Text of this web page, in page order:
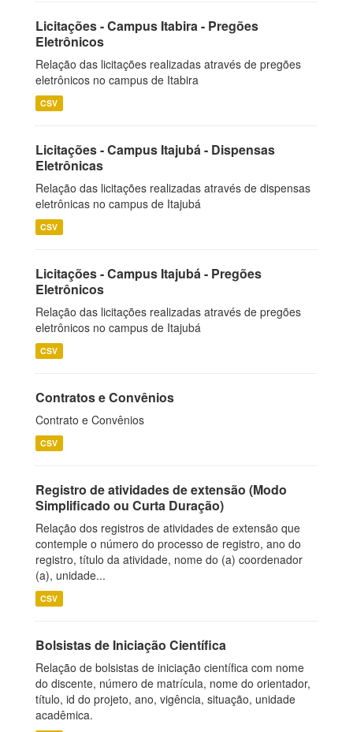
Licitações - Campus Itabira - Pregões
Eletrônicos
Relação das licitações realizadas através de pregões
eletrônicos no campus de Itabira
CSV
Licitações - Campus Itajubá - Dispensas
Eletrônicas
Relação das licitações realizadas através de dispensas
eletrônicas no campus de Itajubá
CSV
Licitações - Campus Itajubá - Pregões
Eletrônicos
Relação das licitações realizadas através de pregões
eletrônicos no campus de Itajubá
CSV
Contratos e Convênios
Contrato e Convênios
CSV
Registro de atividades de extensão (Modo
Simplificado ou Curta Duração)
Relação dos registros de atividades de extensão que
contemple o número do processo de registro, ano do
registro, título da atividade, nome do (a) coordenador
(a), unidade...
CSV
Bolsistas de Iniciação Científica
Relação de bolsistas de iniciação científica com nome
do discente, número de matrícula, nome do orientador,
título, id do projeto, ano, vigência, situação, unidade
acadêmica.